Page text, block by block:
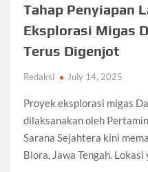
Tahap Penyiapan
Eksplorasi Migas
Terus Digenjot
Redaksi July 14, 2025
Proyek eksplorasi migas
dilaksanakan oleh
Sarana Sejahtera kini
Blora, Jawa Tengah.